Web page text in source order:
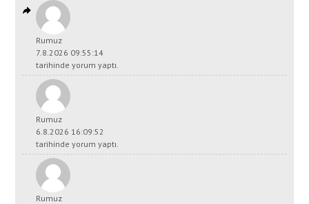
Rumuz
7.8.2026 09:55:14
tarihinde yorum yaptı.
Rumuz
6.8.2026 16:09:52
tarihinde yorum yaptı.
Rumuz